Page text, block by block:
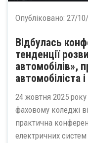
Опубліковано: 27/
Відбулась
тенденції
автомобілів»,
автомобіліста
24 жовтня 2025
фаховому коледжі
практична
електричних